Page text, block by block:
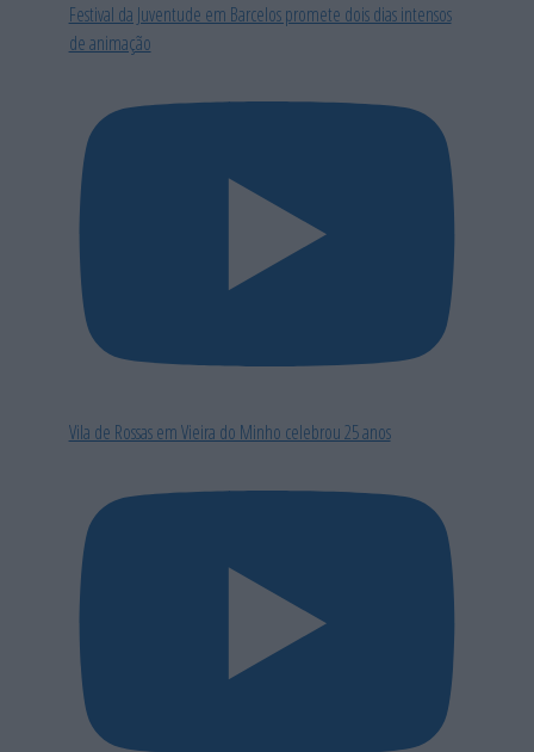
Festival da Juventude em Barcelos promete dois dias intensos
de animação
Vila de Rossas em Vieira do Minho celebrou 25 anos